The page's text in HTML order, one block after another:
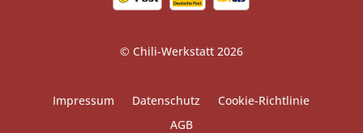
© Chili-Werkstatt 2026
Impressum Datenschutz
Cookie-Richtlinie
AGB